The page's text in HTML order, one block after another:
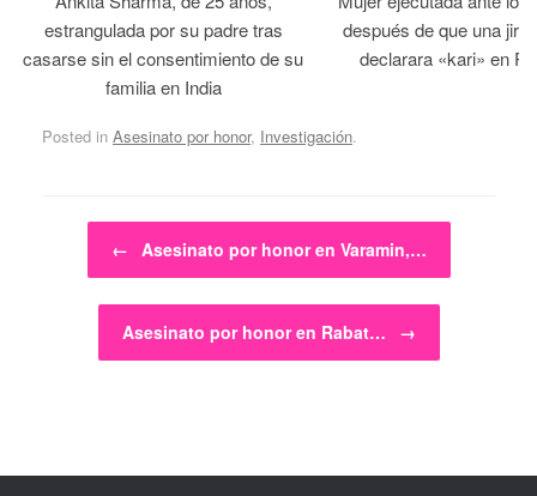
estrangulada por su padre tras
casarse sin el consentimiento de su
familia en India
después de que una
declarara «kari» en
Posted in Asesinato por honor, Investigación.
Post navigation
← Asesinato por honor en Varamin,…
Asesinato por honor en Rabat… →